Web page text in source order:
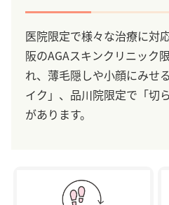
医院限定で様々な治療に対
阪のAGAスキンクリニック
れ、薄毛隠しや小顔にみせ
イク」、品川院限定で「切
があります。